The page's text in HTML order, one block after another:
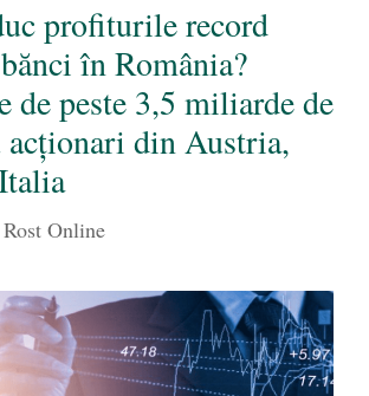
profiturile record
în România?
de peste 3,5 miliarde de
din Austria,
Rost Online